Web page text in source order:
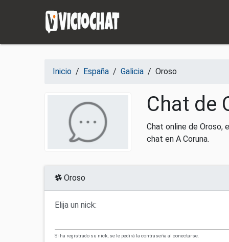
Inicio / España / Galicia / Oroso
Chat de
Chat online de Oroso,
chat en A Coruna.
Oroso
Elija un nick:
Si ha registrado su nick, se le pedirá la contraseña al conectarse.